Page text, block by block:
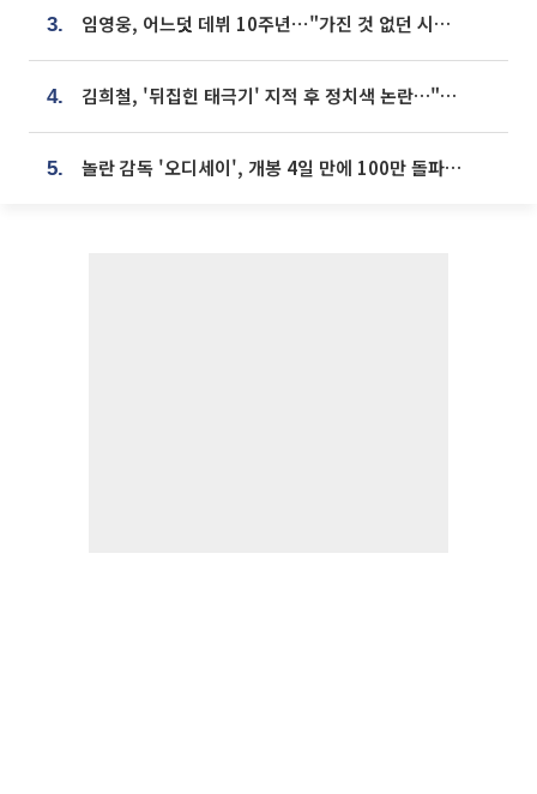
3. 임영웅, 어느덧 데뷔 10주년⋯"가진 것 없던 시절, 내 앞엔 20명의 팬뿐"
4. 김희철, '뒤집힌 태극기' 지적 후 정치색 논란…"좌우 떠나 우리나라 국기"
5. 놀란 감독 '오디세이', 개봉 4일 만에 100만 돌파⋯'왕사남' 보다 빠르다